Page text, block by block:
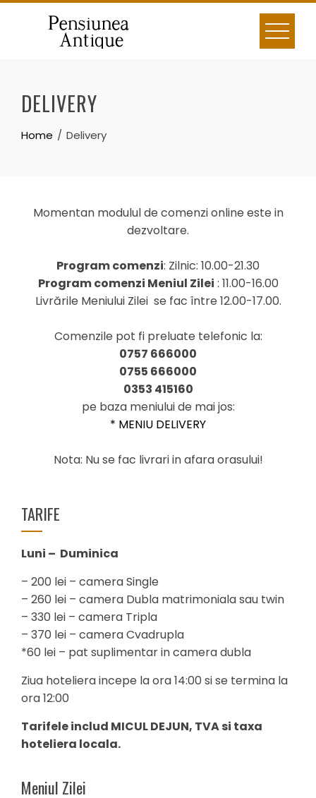
Skip
DELIVERY
Home Delivery
Momentan modulul de comenzi online este in
dezvoltare.
Program comenzi: Zilnic: 10.00-21.30
Program comenzi Meniul Zilei : 11.00-16.00
Livrările Meniului Zilei se fac între 12.00-17.00.
Comenzile pot fi preluate telefonic la:
0757 666000
0755 666000
0353 415160
pe baza meniului de mai jos:
* MENIU DELIVERY
Nota: Nu se fac livrari in afara orasului!
TARIFE
Luni – Duminica
– 200 lei – camera Single
– 260 lei – camera Dubla matrimoniala sau twin
– 330 lei – camera Tripla
– 370 lei – camera Cvadrupla
*60 lei – pat suplimentar in camera dubla
Ziua hoteliera incepe la ora 14:00 si se termina la
ora 12:00
Tarifele includ MICUL DEJUN, TVA si taxa
hoteliera locala.
Meniul Zilei